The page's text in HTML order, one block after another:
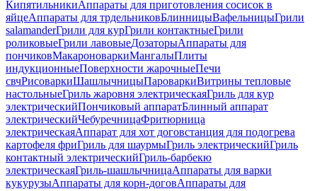
КипятильникиАппараты для приготовления сосисок в
яйцеАппараты для трдельниковБлинницыВафельницыГрили
salamanderГрили для курГрили контактныеГрили
роликовыеГрили лавовыеДозаторыАппараты для
пончиковМакароноваркиМангалыПлиты
индукционныеПоверхности жарочныеПечи
свчРисоваркиШашлычницыПароваркиВитрины тепловые
настольныеГриль жаровня электрическаяГриль для кур
электрическийПончиковый аппаратБлинный аппарат
электрическийЧебуречницаФритюрница
электрическаяАппарат для хот договстанция для подогрева
картофеля фриГриль для шаурмыГриль электрическийГриль
контактный электрическийГриль-барбекю
электрическаяГриль-шашлычницаАппараты для варки
кукурузыАппараты для корн-договАппараты для